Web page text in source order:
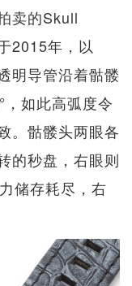
卖的Skull
2015年，以
明导管沿着骷髅
如此高弧度令
。骷髅头两眼各
的秒盘，右眼则
储存耗尽，右